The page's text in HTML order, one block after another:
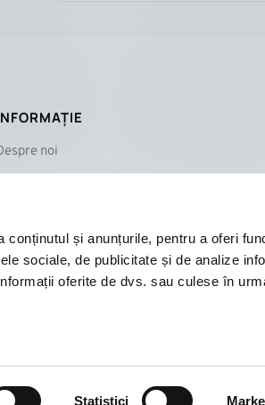
conținutul și anunțurile, pentru a oferi
sociale, de publicitate și de analize
oferite de dvs. sau culese în
Statistici
noi